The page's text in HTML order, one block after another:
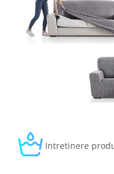
Intretinere